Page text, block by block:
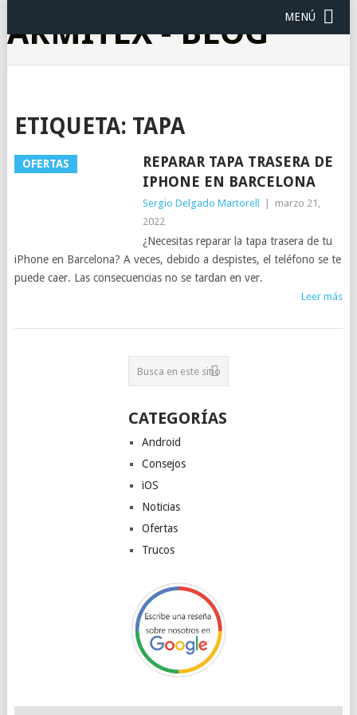
ARMITEX - BLOG MENÚ
ETIQUETA: TAPA
OFERTAS
REPARAR TAPA TRASERA DE
IPHONE EN BARCELONA
Sergio Delgado Martorell
marzo 21,
2022
¿Necesitas reparar la tapa trasera de tu
iPhone en Barcelona? A veces, debido a despistes, el teléfono se te
puede caer. Las consecuencias no se tardan en ver.
Leer más
CATEGORÍAS
Android
Consejos
iOS
Noticias
Ofertas
Trucos